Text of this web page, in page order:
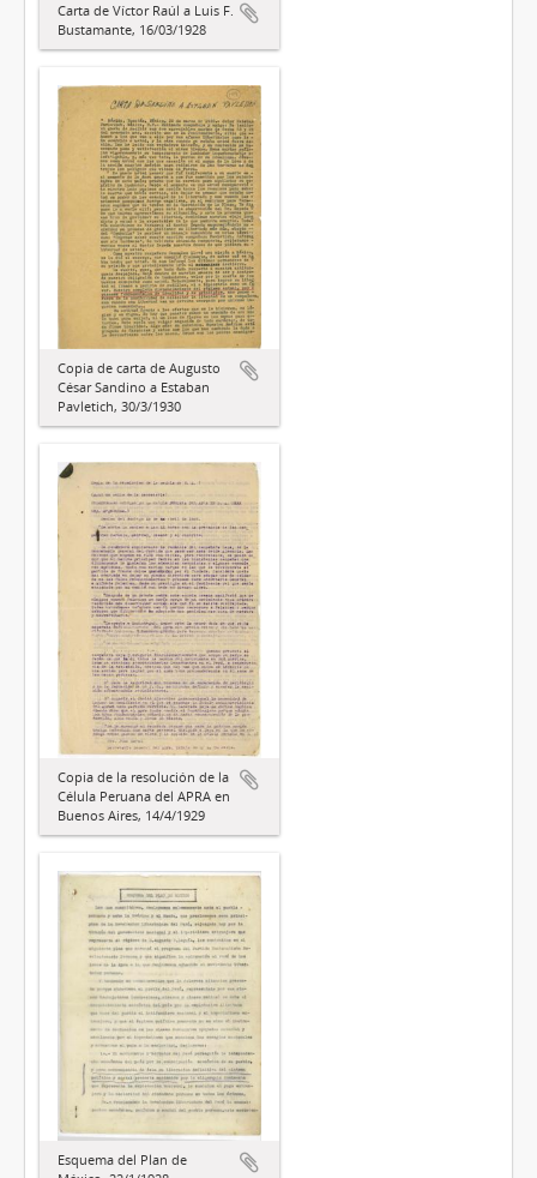
Carta de Víctor Raúl a Luis F.
Bustamante, 16/03/1928
Copia de carta de Augusto
César Sandino a Estaban
Pavletich, 30/3/1930
Copia de la resolución de la
Célula Peruana del APRA en
Buenos Aires, 14/4/1929
Esquema del Plan de